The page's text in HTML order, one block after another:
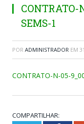
CONTRATO-
SEMS-1
POR ADMINISTRADOR EM
CONTRATO-N-05-
COMPARTILHAR: